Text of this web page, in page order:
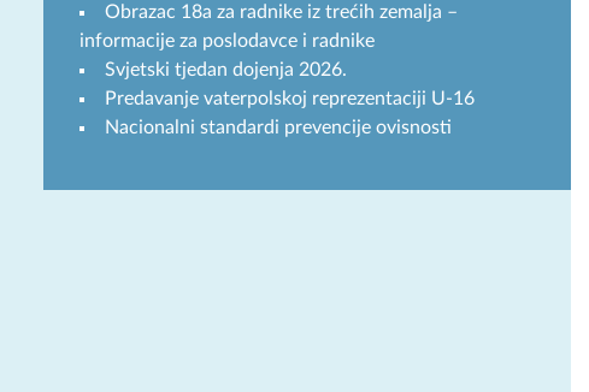
Obrazac 18a za radnike iz trećih zemalja –
informacije za poslodavce i radnike
Svjetski tjedan dojenja 2026.
Predavanje vaterpolskoj reprezentaciji U-16
Nacionalni standardi prevencije ovisnosti